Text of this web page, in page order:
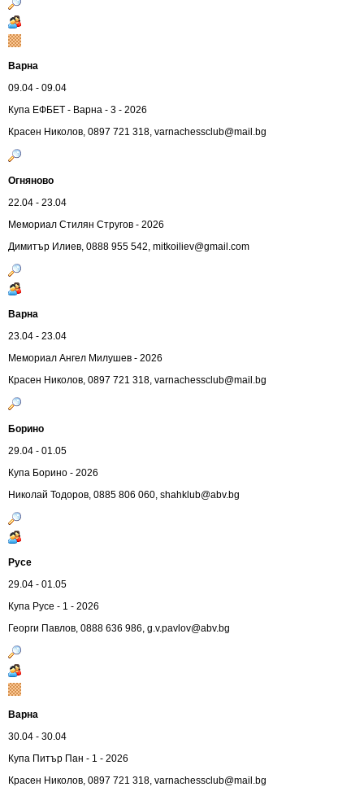
Варна
09.04 - 09.04
Купа ЕФБЕТ - Варна - 3 - 2026
Красен Николов, 0897 721 318, varnachessclub@mail.bg
Огняново
22.04 - 23.04
Мемориал Стилян Стругов - 2026
Димитър Илиев, 0888 955 542, mitkoiliev@gmail.com
Варна
23.04 - 23.04
Мемориал Ангел Милушев - 2026
Красен Николов, 0897 721 318, varnachessclub@mail.bg
Борино
29.04 - 01.05
Купа Борино - 2026
Николай Тодоров, 0885 806 060, shahklub@abv.bg
Русе
29.04 - 01.05
Купа Русе - 1 - 2026
Георги Павлов, 0888 636 986, g.v.pavlov@abv.bg
Варна
30.04 - 30.04
Купа Питър Пан - 1 - 2026
Красен Николов, 0897 721 318, varnachessclub@mail.bg